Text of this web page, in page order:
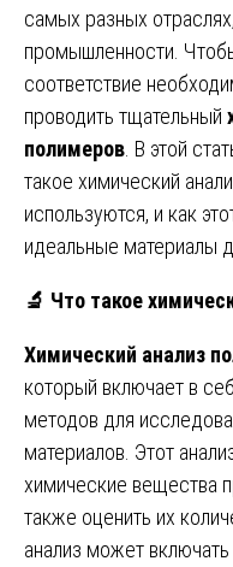
самых разных
промышленности.
соответствие
проводить тщательный
полимеров . В этой
такое химический
используются, и как
идеальные материалы
🔬 Что такое
Химический анализ
который включает в
методов для
материалов. Этот
химические вещества
также оценить их
анализ может